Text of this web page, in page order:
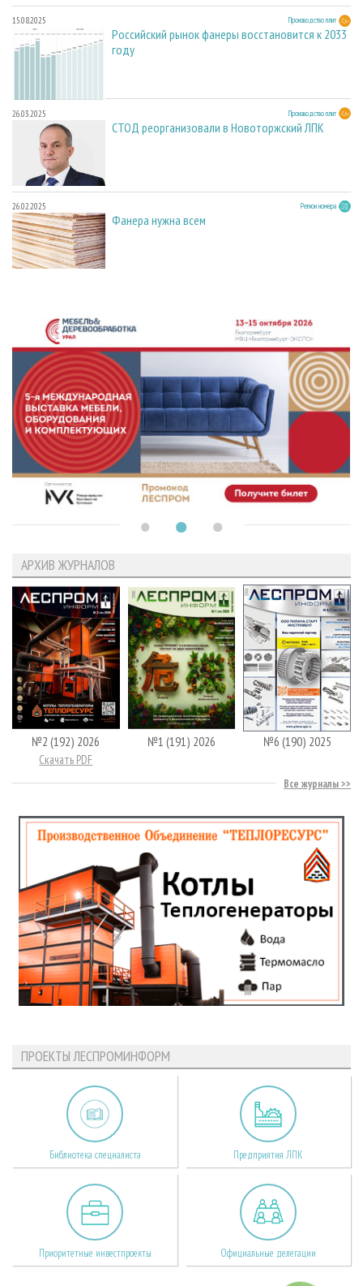
15.08.2025 Производство плит
Российский рынок фанеры восстановится к 2033
году
26.03.2025 Производство плит
СТОД реорганизовали в Новоторжский ЛПК
26.02.2025 Регион номера
Фанера нужна всем
АРХИВ ЖУРНАЛОВ
№2 (192) 2026
Скачать PDF
№1 (191) 2026 №6 (190) 2025
Все журналы
ПРОЕКТЫ ЛЕСПРОМИНФОРМ
Библиотека специалиста Предприятия ЛПК
Приоритетные инвестпроекты Официальные делегации